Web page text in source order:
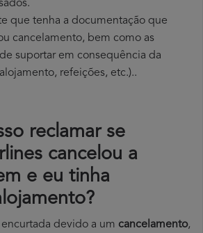
que tenha a documentação que
cancelamento, bem como as
suportar em consequência da
refeições, etc.)..
reclamar se
cancelou a
e eu tinha
devido a um cancelamento,